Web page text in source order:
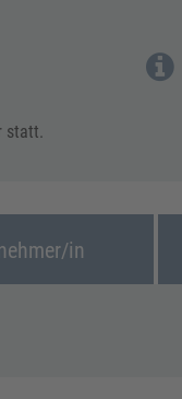
statt.
in